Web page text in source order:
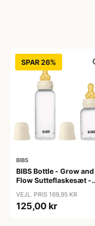
SPAR 26%
BIBS
BIBS Bottle - Grow and
Flow Sutteflaskesæt -
Naturgummi/Rund -
150ml/270ml - 2-Pak -
VEJL. PRIS 169,95 KR
125,00 kr